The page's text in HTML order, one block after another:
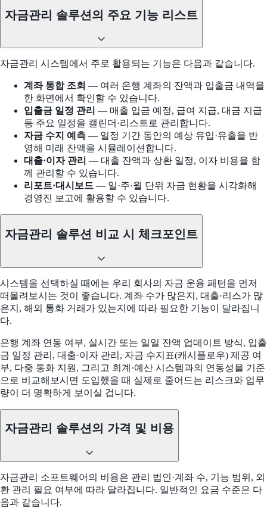
자금관리 솔루션의 주요 기능 리스트
자금관리 시스템에서 주로 활용되는 기능은 다음과 같습니다.
계좌 통합 조회 — 여러 은행 계좌의 잔액과 입출금 내역을
한 화면에서 확인할 수 있습니다.
입출금 일정 관리 — 매출 입금 예정, 급여 지급, 대금 지급
등 주요 일정을 캘린더·리스트로 관리합니다.
자금 수지 예측 — 일정 기간 동안의 예상 유입·유출을 반
영해 미래 잔액을 시뮬레이션합니다.
대출·이자 관리 — 대출 잔액과 상환 일정, 이자 비용을 함
께 관리할 수 있습니다.
리포트·대시보드 — 일·주·월 단위 자금 현황을 시각화해
경영진 보고에 활용할 수 있습니다.
자금관리 솔루션 비교 시 체크포인트
시스템을 선택하실 때에는 우리 회사의 자금 운용 패턴을 먼저
떠올려보시는 것이 좋습니다. 계좌 수가 많은지, 대출·리스가 많
은지, 해외 통화 거래가 있는지에 따라 필요한 기능이 달라집니
다.
은행 계좌 연동 여부, 실시간 또는 일일 잔액 업데이트 방식, 입출
금 일정 관리, 대출·이자 관리, 자금 수지표(캐시플로우) 제공 여
부, 다중 통화 지원, 그리고 회계·예산 시스템과의 연동성을 기준
으로 비교해보시면 도입했을 때 실제로 줄어드는 리스크와 업무
량이 더 명확하게 보이실 겁니다.
자금관리 솔루션의 가격 및 비용
자금관리 소프트웨어의 비용은 관리 법인·계좌 수, 기능 범위, 외
환 관리 필요 여부에 따라 달라집니다. 일반적인 요금 수준은 다
음과 같습니다.